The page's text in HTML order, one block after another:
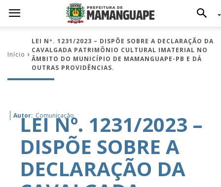
Início
LEI Nº. 1231/2023 – DISPÕE SOBRE A DECLARAÇÃO DA
CAVALGADA PATRIMÔNIO CULTURAL IMATERIAL NO
ÂMBITO DO MUNICÍPIO DE MAMANGUAPE-PB E DÁ
OUTRAS PROVIDÊNCIAS.
Autor: Comunicação
LEI Nº. 1231/2023 –
DISPÕE SOBRE A
DECLARAÇÃO DA